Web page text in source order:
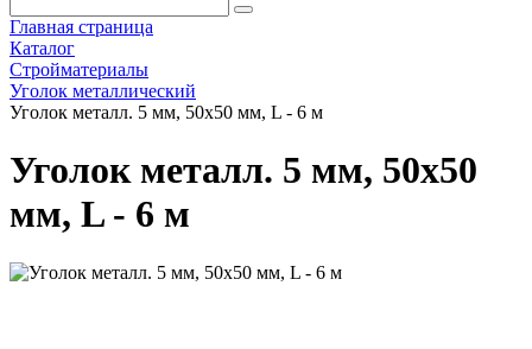
Главная страница
Каталог
Стройматериалы
Уголок металлический
Уголок металл. 5 мм, 50х50 мм, L - 6 м
Уголок металл. 5 мм, 50х50
мм, L - 6 м